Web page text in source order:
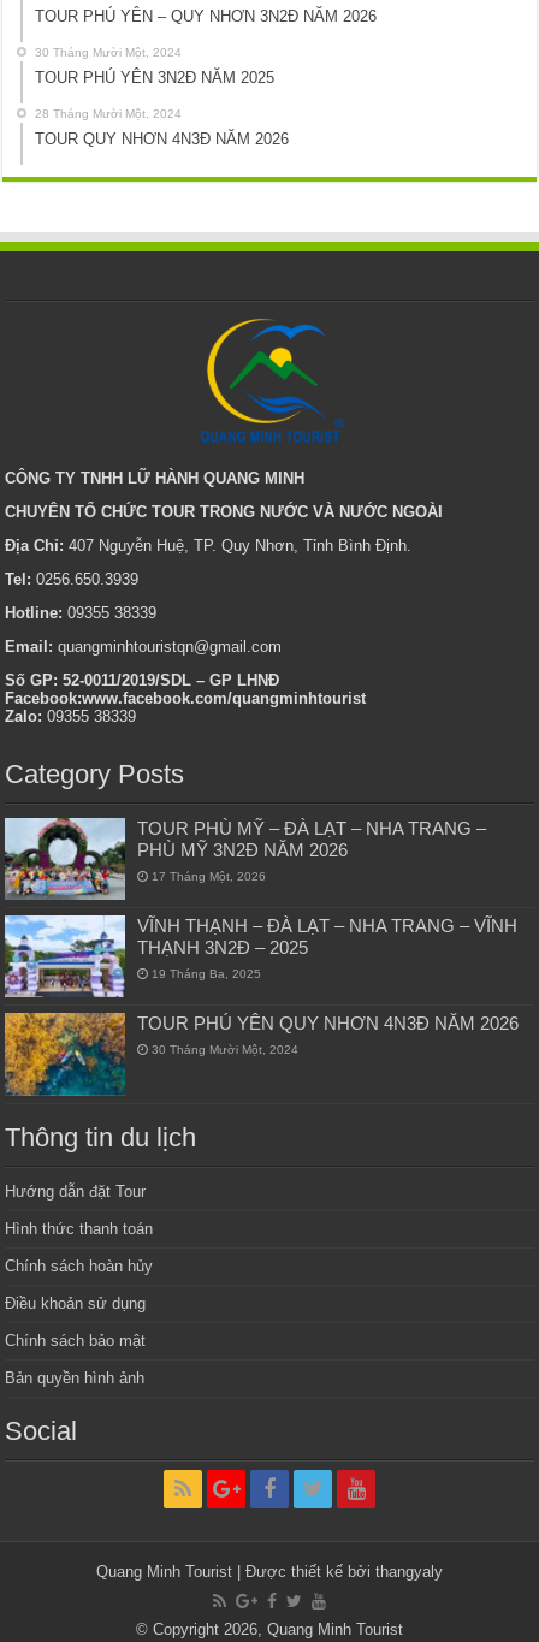
TOUR PHÚ YÊN – QUY NHƠN 3N2Đ NĂM 2026
30 Tháng Mười Một, 2024
TOUR PHÚ YÊN 3N2Đ NĂM 2025
28 Tháng Mười Một, 2024
TOUR QUY NHƠN 4N3Đ NĂM 2026
CÔNG TY TNHH LỮ HÀNH QUANG MINH
CHUYÊN TỔ CHỨC TOUR TRONG NƯỚC VÀ NƯỚC NGOÀI
Địa Chỉ: 407 Nguyễn Huệ, TP. Quy Nhơn, Tỉnh Bình Định.
Tel: 0256.650.3939
Hotline: 09355 38339
Email:quangminhtouristqn@gmail.com
Số GP: 52-0011/2019/SDL – GP LHNĐ
Facebook:www.facebook.com/quangminhtourist
Zalo: 09355 38339
Category Posts
TOUR PHÙ MỸ – ĐÀ LẠT – NHA TRANG –
PHÙ MỸ 3N2Đ NĂM 2026
17 Tháng Một, 2026
VĨNH THẠNH – ĐÀ LẠT – NHA TRANG – VĨNH
THẠNH 3N2Đ – 2025
19 Tháng Ba, 2025
TOUR PHÚ YÊN QUY NHƠN 4N3Đ NĂM 2026
30 Tháng Mười Một, 2024
Thông tin du lịch
Hướng dẫn đặt Tour
Hình thức thanh toán
Chính sách hoàn hủy
Điều khoản sử dụng
Chính sách bảo mật
Bản quyền hình ảnh
Social
Quang Minh Tourist | Được thiết kế bởi thangyaly
© Copyright 2026, Quang Minh Tourist